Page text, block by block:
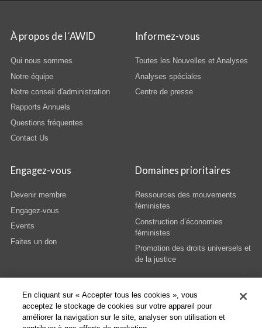
À propos de l´AWID
Qui nous sommes
Notre équipe
Notre conseil d'administration
Rapports Annuels
Questions fréquentes
Contact Us
Informez-vous
Toutes les Nouvelles et Analyses
Analyses spéciales
Centre de presse
Engagez-vous
Devenir membre
Engagez-vous
Events
Faites un don
Domaines prioritaires
Ressources des mouvements
féministes
Construction d’économies
féministes
Promotion des droits universels et
de la justice
© Copyright AWID 2026. All rights reserved.Terms & Conditions
En cliquant sur « Accepter tous les cookies », vous
acceptez le stockage de cookies sur votre appareil pour
améliorer la navigation sur le site, analyser son utilisation et